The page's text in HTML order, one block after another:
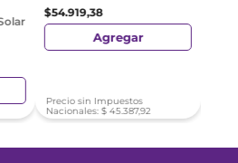
$54.919,38
Agregar
Precio sin Impuestos
Nacionales: $ 45.387,92